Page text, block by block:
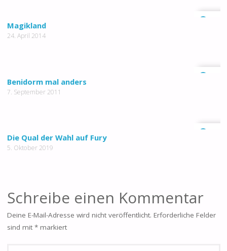
Magikland
24. April 2014
Benidorm mal anders
7. September 2011
Die Qual der Wahl auf Fury
5. Oktober 2019
Schreibe einen Kommentar
Deine E-Mail-Adresse wird nicht veröffentlicht. Erforderliche Felder
sind mit *markiert